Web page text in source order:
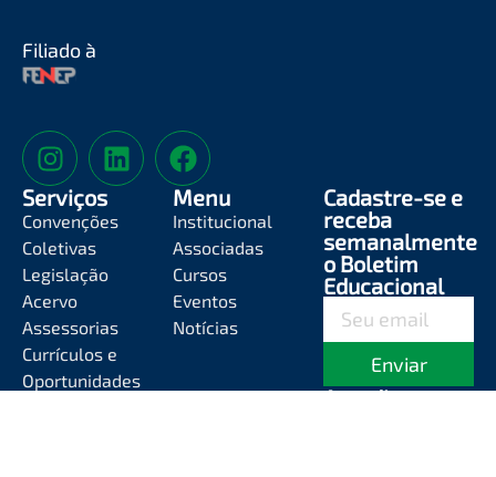
Filiado à
Serviços
Convenções
Coletivas
Legislação
Acervo
Assessorias
Currículos e
Oportunidades
Menu
Institucional
Associadas
Cursos
Eventos
Notícias
Cadastre-se e
receba
semanalmente
o Boletim
Educacional
Enviar
Atendimento